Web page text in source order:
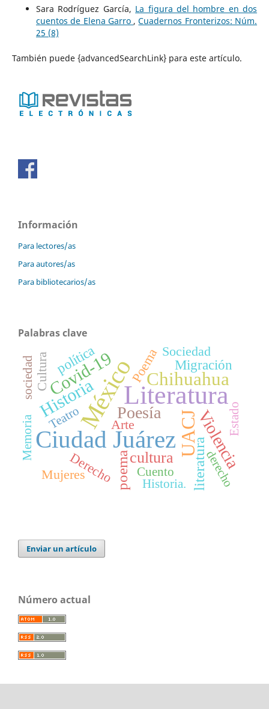
Sara Rodríguez García, La figura del hombre en dos
cuentos de Elena Garro ,Cuadernos Fronterizos: Núm.
25 (8)
También puede {advancedSearchLink} para este artículo.
Información
Para lectores/as
Para autores/as
Para bibliotecarios/as
Palabras clave
Literatura
Ciudad Juárez
México
UACJ
Chihuahua
Historia
Covid-19
Poesía Violencia
cultura
poema literatura
política Migración
Cultura Poema
Arte
Sociedad
Derecho
Mujeres
sociedad
derecho
Teatro
Cuento
Memoria
Historia.
Estado
Enviar un artículo
Número actual